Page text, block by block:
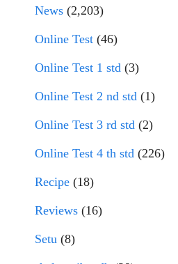
News (2,203)
Online Test (46)
Online Test 1 std (3)
Online Test 2 nd std (1)
Online Test 3 rd std (2)
Online Test 4 th std (226)
Recipe (18)
Reviews (16)
Setu (8)